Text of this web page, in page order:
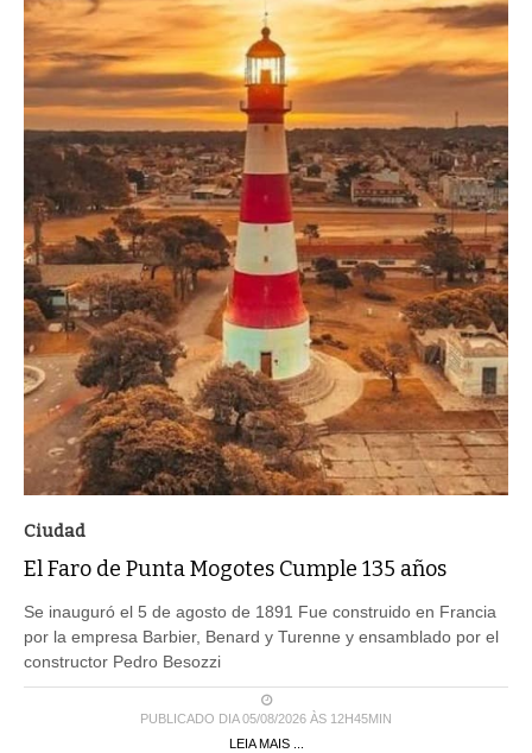
Ciudad
El Faro de Punta Mogotes Cumple 135 años
Se inauguró el 5 de agosto de 1891 Fue construido en Francia
por la empresa Barbier, Benard y Turenne y ensamblado por el
constructor Pedro Besozzi
PUBLICADO DIA 05/08/2026 ÀS 12H45MIN
LEIA MAIS ...